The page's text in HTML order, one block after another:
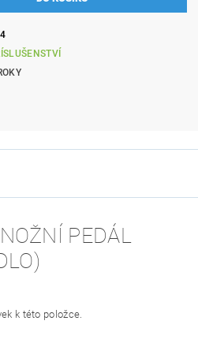
PEDÁL
k této položce.